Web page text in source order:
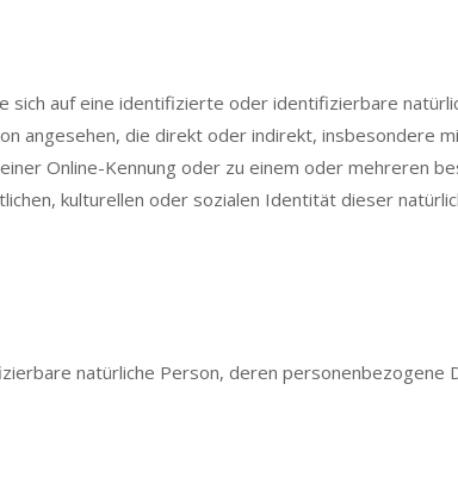
auf eine identifizierte oder identifizierbare
angesehen, die direkt oder indirekt, insbesondere
Online-Kennung oder zu einem oder mehreren
kulturellen oder sozialen Identität dieser
natürliche Person, deren personenbezogene